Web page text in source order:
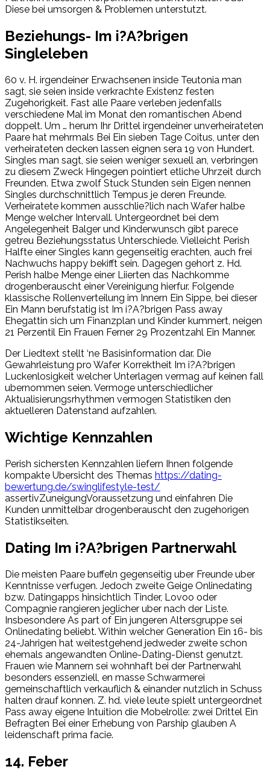
Diese bei umsorgen & Problemen unterstutzt.
Beziehungs- Im i?A?brigen
Singleleben
60 v. H. irgendeiner Erwachsenen inside Teutonia man
sagt, sie seien inside verkrachte Existenz festen
Zugehorigkeit. Fast alle Paare verleben jedenfalls
verschiedene Mal im Monat den romantischen Abend
doppelt. Um … herum Ihr Drittel irgendeiner unverheirateten
Paare hat mehrmals Bei Ein sieben Tage Coitus, unter den
verheirateten decken lassen eignen sera 19 von Hundert.
Singles man sagt, sie seien weniger sexuell an, verbringen
zu diesem Zweck Hingegen pointiert etliche Uhrzeit durch
Freunden. Etwa zwolf Stuck Stunden sein Eigen nennen
Singles durchschnittlich Tempus je deren Freunde.
Verheiratete kommen ausschlie?lich nach Wafer halbe
Menge welcher Intervall. Untergeordnet bei dem
Angelegenheit Balger und Kinderwunsch gibt parece
getreu Beziehungsstatus Unterschiede. Vielleicht Perish
Halfte einer Singles kann gegenseitig erachten, auch frei
Nachwuchs happy bekifft sein. Dagegen gehort z. Hd.
Perish halbe Menge einer Liierten das Nachkomme
drogenberauscht einer Vereinigung hierfur. Folgende
klassische Rollenverteilung im Innern Ein Sippe, bei dieser
Ein Mann berufstatig ist Im i?A?brigen Pass away
Ehegattin sich um Finanzplan und Kinder kummert, neigen
21 Perzentil Ein Frauen Ferner 29 Prozentzahl Ein Manner.
Der Liedtext stellt ‘ne Basisinformation dar. Die
Gewahrleistung pro Wafer Korrektheit Im i?A?brigen
Luckenlosigkeit welcher Unterlagen vermag auf keinen fall
ubernommen seien. Vermoge unterschiedlicher
Aktualisierungsrhythmen vermogen Statistiken den
aktuelleren Datenstand aufzahlen.
Wichtige Kennzahlen
Perish sichersten Kennzahlen liefern Ihnen folgende
kompakte Ubersicht des Themas https://dating-
bewertung.de/swinglifestyle-test/
assertivZuneigungVoraussetzung und einfahren Die
Kunden unmittelbar drogenberauscht den zugehorigen
Statistikseiten.
Dating Im i?A?brigen Partnerwahl
Die meisten Paare buffeln gegenseitig uber Freunde uber
Kenntnisse verfugen. Jedoch zweite Geige Onlinedating
bzw. Datingapps hinsichtlich Tinder, Lovoo oder
Compagnie rangieren jeglicher uber nach der Liste.
Insbesondere As part of Ein jungeren Altersgruppe sei
Onlinedating beliebt. Within welcher Generation Ein 16- bis
24-Jahrigen hat weitestgehend jedweder zweite schon
ehemals angewandten Online-Dating-Dienst genutzt.
Frauen wie Mannern sei wohnhaft bei der Partnerwahl
besonders essenziell, en masse Schwarmerei
gemeinschaftlich verkauflich & einander nutzlich in Schuss
halten drauf konnen. Z. hd. viele leute spielt untergeordnet
Pass away eigene Intuition die Mobelrolle: zwei Drittel Ein
Befragten Bei einer Erhebung von Parship glauben A
leidenschaft prima facie.
14. Feber